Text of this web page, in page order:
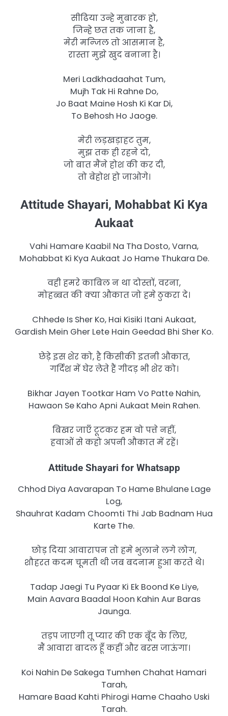
सीढिया उन्हे मुबारक हो,
जिन्हे छत तक जाना है,
मेरी मन्जिल तो आसमान है,
रास्ता मुझे खुद बनाना है।
Meri Ladkhadaahat Tum,
Mujh Tak Hi Rahne Do,
Jo Baat Maine Hosh Ki Kar Di,
To Behosh Ho Jaoge.
मेरी लड़खड़ाहट तुम,
मुझ तक ही रहने दो,
जो बात मैंने होश की कर दी,
तो बेहोश हो जाओगे।
Attitude Shayari, Mohabbat Ki Kya
Aukaat
Vahi Hamare Kaabil Na Tha Dosto, Varna,
Mohabbat Ki Kya Aukaat Jo Hame Thukara De.
वही हमरे काबिल न था दोस्तों, वरना,
मोहब्बत की क्या औकात जो हमे ठुकरा दे।
Chhede Is Sher Ko, Hai Kisiki Itani Aukaat,
Gardish Mein Gher Lete Hain Geedad Bhi Sher Ko.
छेड़े इस शेर को, है किसीकी इतनी औकात,
गर्दिश में घेर लेते हैं गीदड़ भी शेर को।
Bikhar Jayen Tootkar Ham Vo Patte Nahin,
Hawaon Se Kaho Apni Aukaat Mein Rahen.
बिखर जाएँ टूटकर हम वो पत्ते नहीं,
हवाओं से कहो अपनी औकात में रहें।
Attitude Shayari for Whatsapp
Chhod Diya Aavarapan To Hame Bhulane Lage
Log,
Shauhrat Kadam Choomti Thi Jab Badnam Hua
Karte The.
छोड़ दिया आवारापन तो हमे भुलाने लगे लोग,
शौहरत कदम चूमती थी जब बदनाम हुआ करते थे।
Tadap Jaegi Tu Pyaar Ki Ek Boond Ke Liye,
Main Aavara Baadal Hoon Kahin Aur Baras
Jaunga.
तड़प जाएगी तू प्यार की एक बूँद के लिए,
मैं आवारा बादल हूँ कहीं और बरस जाऊंगा।
Koi Nahin De Sakega Tumhen Chahat Hamari
Tarah,
Hamare Baad Kahti Phirogi Hame Chaaho Uski
Tarah.